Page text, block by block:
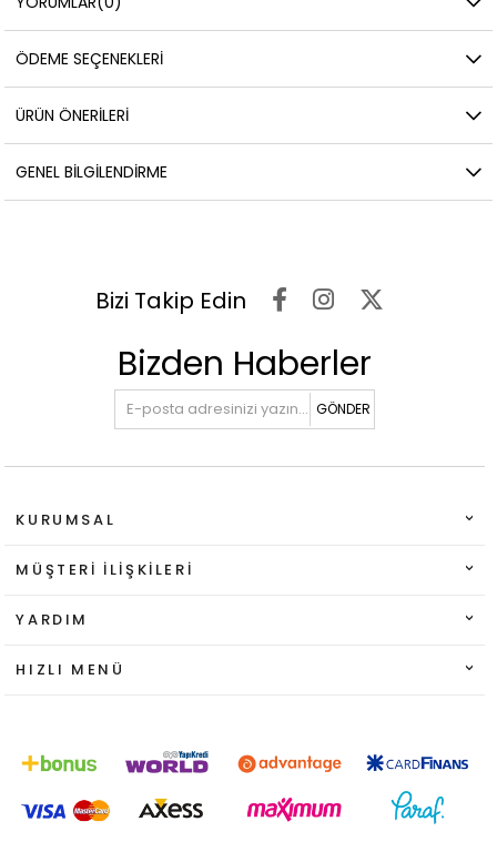
ÖDEME SEÇENEKLERI
ÜRÜN ÖNERILERI
GENEL BILGILENDIRME
Bizi Takip Edin
Bizden Haberler
GÖNDER
KURUMSAL
MÜŞTERI İLIŞKILERI
YARDIM
HIZLI MENÜ